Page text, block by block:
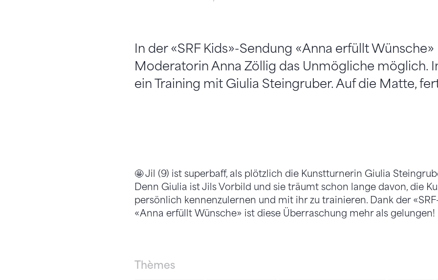
In der «SRF Kids»-Sendung «Anna erfüllt
Moderatorin Anna Zöllig das Unmögliche möglich.
ein Training mit Giulia Steingruber. Auf die Matte,
🤩 Jil (9) ist superbaff, als plötzlich die Kunstturnerin Giulia
Denn Giulia ist Jils Vorbild und sie träumt schon lange davon, die
persönlich kennenzulernen und mit ihr zu trainieren. Dank der
«Anna erfüllt Wünsche» ist diese Überraschung mehr als gelungen!
Thèmes